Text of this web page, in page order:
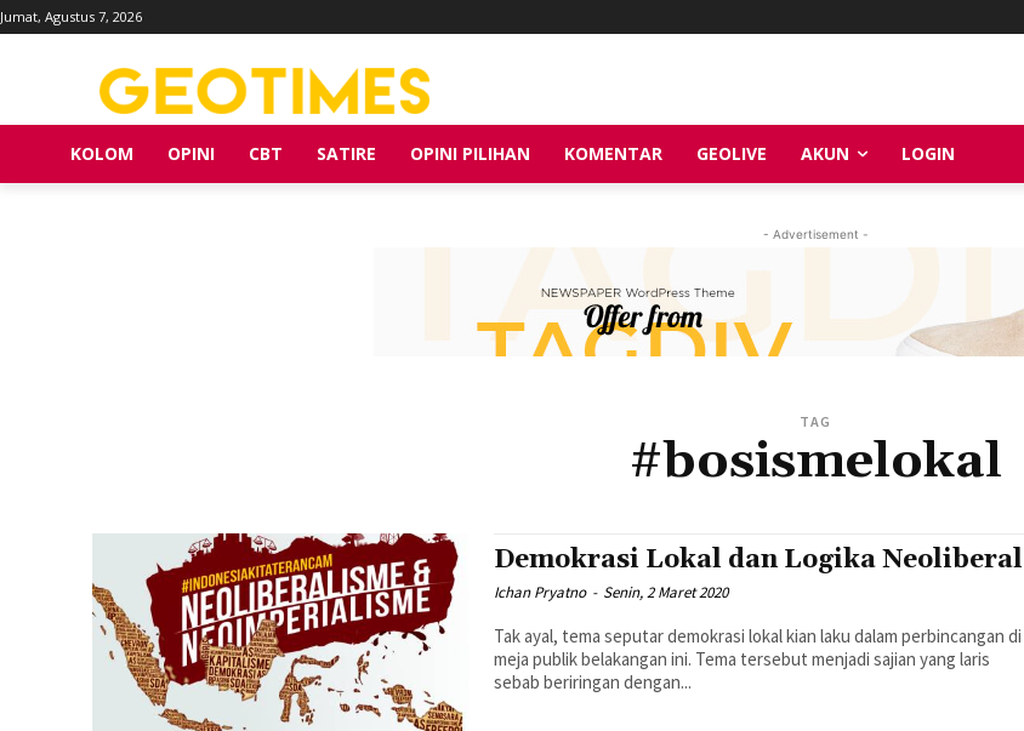
Jumat, Agustus 7, 2026
KOLOM OPINI CBT SATIRE OPINI PILIHAN KOMENTAR GEOLIVE AKUN LOGIN
- Advertisement -
TAG
#bosismelokal
Demokrasi Lokal dan Logika Neoliberal
Ichan Pryatno - Senin, 2 Maret 2020
Tak ayal, tema seputar demokrasi lokal kian laku dalam perbincangan di
meja publik belakangan ini. Tema tersebut menjadi sajian yang laris
sebab beriringan dengan...